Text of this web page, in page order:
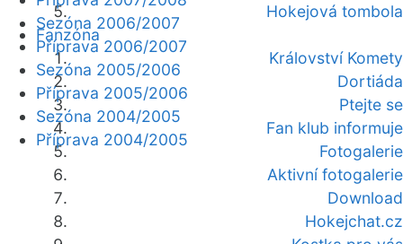
Hokejová tombola
Fanzóna
Království Komety
Dortiáda
Ptejte se
Fan klub informuje
Fotogalerie
Aktivní fotogalerie
Download
Hokejchat.cz
Sezóna 2006/2007
Příprava 2006/2007
Sezóna 2005/2006
Příprava 2005/2006
Sezóna 2004/2005
Příprava 2004/2005